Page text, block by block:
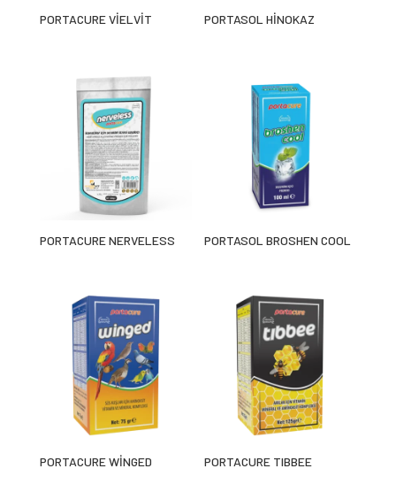
PORTACURE VİELVİT PORTASOL HİNOKAZ
PORTACURE NERVELESS PORTASOL BROSHEN COOL
PORTACURE WİNGED PORTACURE TIBBEE